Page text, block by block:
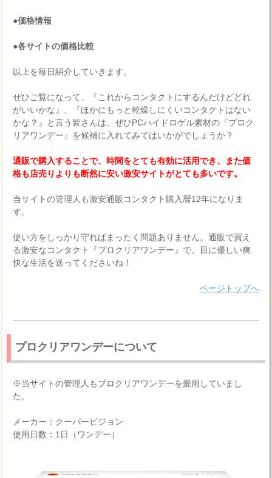
●価格情報
●各サイトの価格比較
以上を毎日紹介していきます。
ぜひご覧になって、『これからコンタクトにするんだけどどれ
がいいかな』、『ほかにもっと乾燥しにくいコンタクトはない
かな？』と言う皆さんは、ぜひPCハイドロゲル素材の『プロク
リアワンデー』を候補に入れてみてはいかがでしょうか？
通販で購入することで、時間をとても有効に活用でき、また価
格も店売りよりも断然に安い激安サイトがとても多いです。
当サイトの管理人も激安通販コンタクト購入暦12年になりま
す。
使い方をしっかり守ればまったく問題ありません。通販で買え
る激安なコンタクト『プロクリアワンデー』で、目に優しい爽
快な生活を送ってくださいね！
ページトップへ
プロクリアワンデーについて
※当サイトの管理人もプロクリアワンデーを愛用していまし
た。
メーカー：クーパービジョン
使用日数：1日（ワンデー）